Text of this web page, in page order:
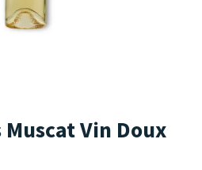
Muscat Vin Doux